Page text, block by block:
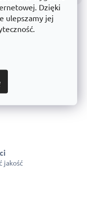
Dzięki
ulepszamy jej
w
zł
jakość